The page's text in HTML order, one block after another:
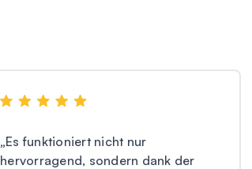
„Es funktioniert nicht nur
hervorragend, sondern dank der